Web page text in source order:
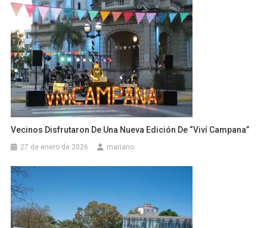
Vecinos Disfrutaron De Una Nueva Edición De “Viví Campana”
27 de enero de 2026 mariano